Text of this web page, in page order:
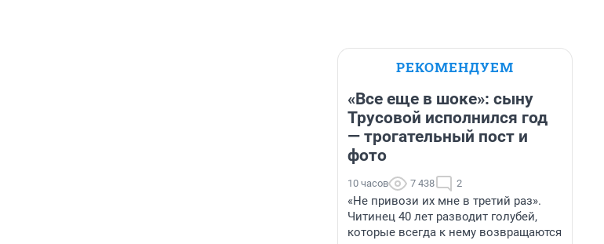
РЕКОМЕНДУЕМ
«Все еще в шоке»: сыну
Трусовой исполнился год
— трогательный пост и
фото
10 часов 7 438 2
«Не привози их мне в третий раз».
Читинец 40 лет разводит голубей,
которые всегда к нему возвращаются